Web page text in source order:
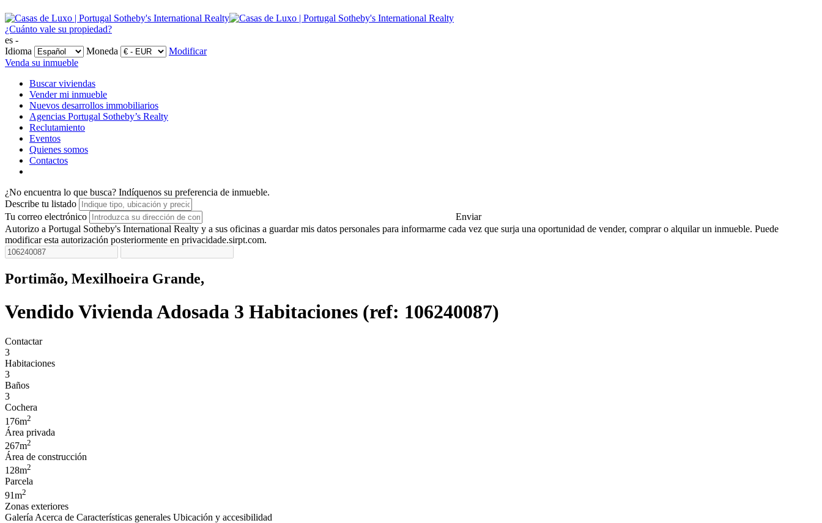
¿Cuánto vale su propiedad?
es -
Idioma
Moneda
Modificar
Venda su inmueble
Buscar viviendas
Vender mi inmueble
Nuevos desarrollos immobiliarios
Agencias Portugal Sotheby’s Realty
Reclutamiento
Eventos
Quienes somos
Contactos
¿No encuentra lo que busca? Indíquenos su preferencia de inmueble.
Describe tu listado
Tu correo electrónico
Enviar
Autorizo a Portugal Sotheby's International Realty y a sus oficinas a guardar mis datos personales para informarme cada vez que surja una oportunidad de vender, comprar o alquilar un inmueble. Puede
modificar esta autorización posteriormente en privacidade.sirpt.com.
Portimão, Mexilhoeira Grande,
Vendido Vivienda Adosada 3 Habitaciones (ref: 106240087)
Contactar
3
Habitaciones
3
Baños
3
Cochera
176m2
Área privada
267m2
Área de construcción
128m2
Parcela
91m2
Zonas exteriores
Galería Acerca de Características generales Ubicación y accesibilidad